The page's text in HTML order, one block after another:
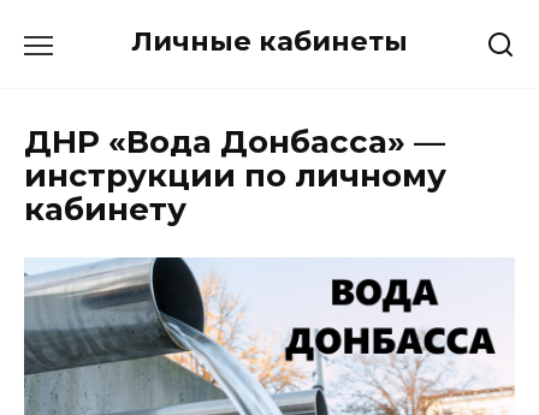
Личные кабинеты
ДНР «Вода Донбасса» —
инструкции по личному
кабинету